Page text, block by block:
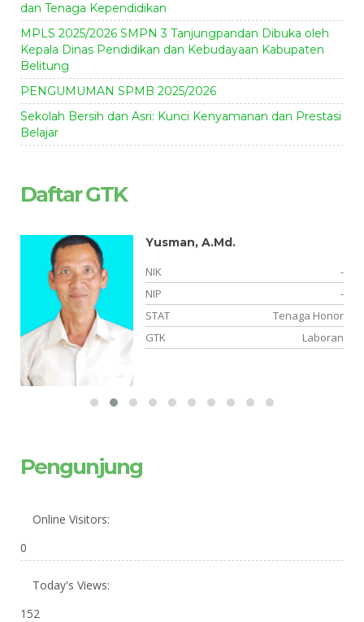
dan Tenaga Kependidikan
MPLS 2025/2026 SMPN 3 Tanjungpandan Dibuka oleh
Kepala Dinas Pendidikan dan Kebudayaan Kabupaten
Belitung
PENGUMUMAN SPMB 2025/2026
Sekolah Bersih dan Asri: Kunci Kenyamanan dan Prestasi
Belajar
Daftar GTK
Yusman, A.Md.
NIK
-
NIP
-
STAT
Tenaga Honor
GTK
Laboran
Pengunjung
Online Visitors:
0
Today's Views:
152